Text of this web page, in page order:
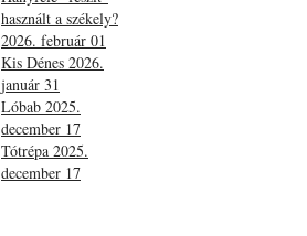
használt a székely?
2026. február 01
Kis Dénes 2026.
január 31
Lóbab 2025.
december 17
Tótrépa 2025.
december 17